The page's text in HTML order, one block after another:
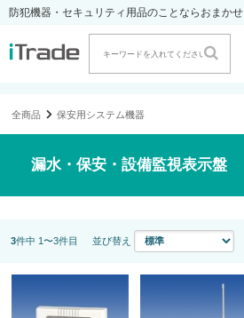
防犯機器・セキュリティ用品のことならおまかせ
全商品 保安用システム機器
漏水・保安・設備監視表示盤
3件中 1〜3件目 並び替え